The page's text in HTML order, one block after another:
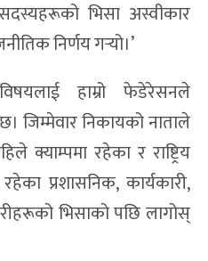
भिसा अस्वीकार
निर्णय गर्‍यो।’
हाम्रो फेडेरेसनले
जिम्मेवार निकायको नाताले
क्याम्पमा रहेका र राष्ट्रिय
प्रशासनिक, कार्यकारी,
भिसाको पछि लागोस्